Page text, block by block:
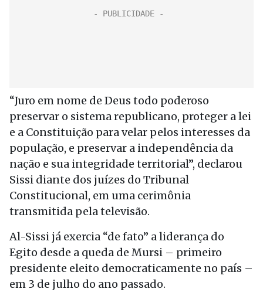
“Juro em nome de Deus todo poderoso
preservar o sistema republicano, proteger a lei
e a Constituição para velar pelos interesses da
população, e preservar a independência da
nação e sua integridade territorial”, declarou
Sissi diante dos juízes do Tribunal
Constitucional, em uma cerimônia
transmitida pela televisão.
Al-Sissi já exercia “de fato” a liderança do
Egito desde a queda de Mursi – primeiro
presidente eleito democraticamente no país –
em 3 de julho do ano passado.